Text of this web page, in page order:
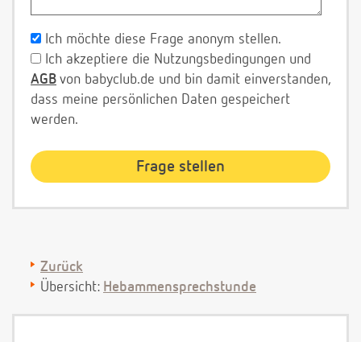
Ich möchte diese Frage anonym stellen.
Ich akzeptiere die Nutzungsbedingungen und
AGB von babyclub.de und bin damit einverstanden,
dass meine persönlichen Daten gespeichert
werden.
Zurück
Übersicht: Hebammensprechstunde